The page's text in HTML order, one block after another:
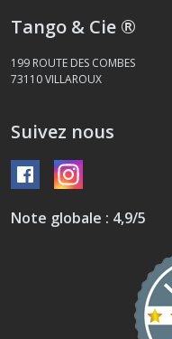
Tango & Cie ®
199 ROUTE DES COMBES
73110VILLAROUX
Suivez nous
Note globale : 4,9/5